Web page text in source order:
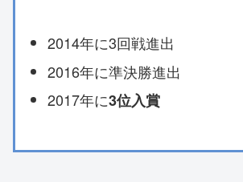
2014年に3回戦進出
2016年に準決勝進出
2017年に3位入賞